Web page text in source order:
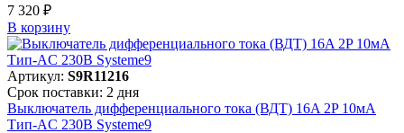
7 320 ₽
В корзинy
Артикул: S9R11216
Срок поставки: 2 дня
Выключатель дифференциального тока (ВДТ) 16A 2P 10мА
Тип-AC 230В Systeme9